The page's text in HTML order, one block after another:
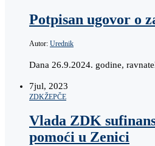
Potpisan ugovor o
Autor: Urednik
Dana 26.9.2024. godine,
7jul, 2023
ZDKŽEPČE
Vlada ZDK
pomoći u Zenici